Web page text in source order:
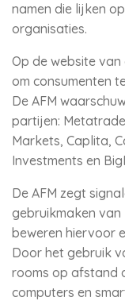
namen die lijken
organisaties.
Op de website
om consumenten
De AFM
partijen:
Markets, Caplita,
Investments en
De AFM zegt
gebruikmaken
beweren hiervoor
Door het gebruik
rooms op afstand
computers en